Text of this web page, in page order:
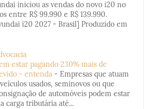
iniciou as vendas do novo i20 no
entre R$ 99.990 e R$ 139.990.
i20 2027 - Brasil] Produzido em
estar pagando 230% mais de
- entenda - Empresas que atuam
usados, seminovos ou que
de automóveis podem estar
carga tributária até...